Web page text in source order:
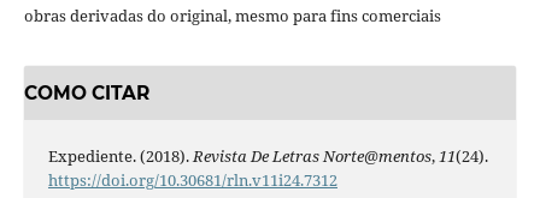
obras derivadas do original, mesmo para fins comerciais
COMO CITAR
Expediente. (2018).Revista De Letras Norte@mentos,11(24).
https://doi.org/10.30681/rln.v11i24.7312